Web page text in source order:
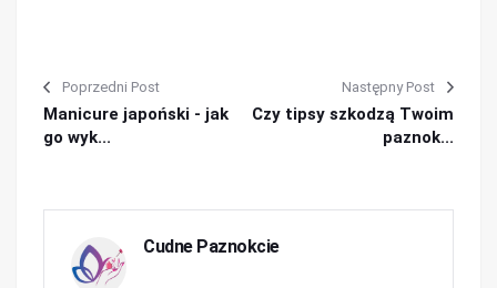
Poprzedni Post
Manicure japoński - jak
go wyk...
Następny Post
Czy tipsy szkodzą Twoim
paznok...
Cudne Paznokcie